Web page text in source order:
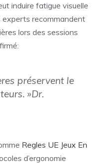
induire fatigue visuelle
experts recommandent
lors des sessions
préservent le
»Dr.
Regles UE Jeux En
d’ergonomie